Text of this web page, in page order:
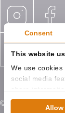
Consent
This website
We use
social media
media,
combine it with
Allow
© 2026 ROMA